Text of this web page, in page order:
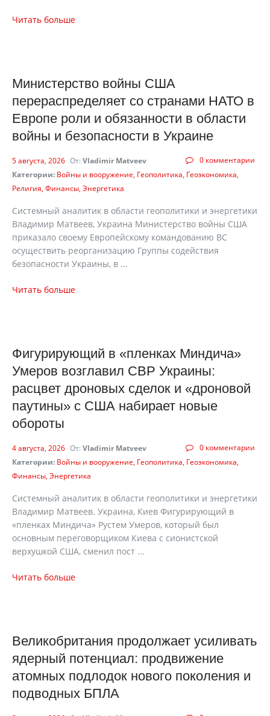
Читать больше
Министерство войны США
перераспределяет со странами НАТО в
Европе роли и обязанности в области
войны и безопасности в Украине
0 комментарии
5 августа, 2026 От: Vladimir Matveev
Категории: Войны и вооружение Геополитика Геоэкономика
Религия Финансы Энергетика
Системный аналитик в области геополитики и энергетики
Владимир Матвеев, Украина Министерство войны США
приказало своему Европейскому командованию ВС
осуществить реорганизацию Группы содействия
безопасности Украины, в ...
Читать больше
Фигурирующий в «пленках Миндича»
Умеров возглавил СВР Украины:
расцвет дроновых сделок и «дроновой
паутины» с США набирает новые
обороты
0 комментарии
4 августа, 2026 От: Vladimir Matveev
Категории: Войны и вооружение Геополитика Геоэкономика
Финансы Энергетика
Системный аналитик в области геополитики и энергетики
Владимир Матвеев. Украина, Киев Фигурирующий в
«пленках Миндича» Рустем Умеров, который был
основным переговорщиком Киева с сионистской
верхушкой США, сменил пост ...
Читать больше
Великобритания продолжает усиливать
ядерный потенциал: продвижение
атомных подлодок нового поколения и
подводных БПЛА